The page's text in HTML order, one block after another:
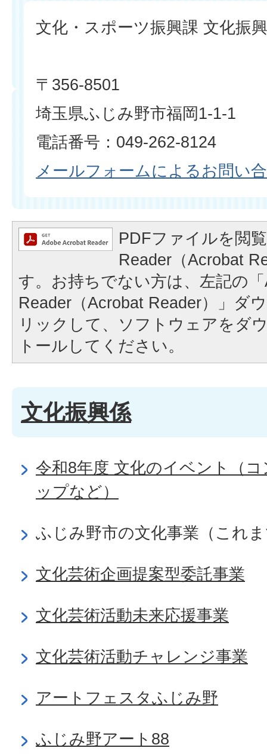
文化・スポーツ振興課 文化振
〒356-8501
埼玉県ふじみ野市福岡1-1-1
電話番号：049-262-8124
メールフォームによるお問い
PDFファイルを閲
Reader（Acrobat
す。お持ちでない方は、左記の
Reader（Acrobat Reader）」ダ
リックして、ソフトウェアをダ
トールしてください。
文化振興係
令和8年度 文化のイベント（
ップなど）
ふじみ野市の文化事業（これ
文化芸術企画提案型委託事業
文化芸術活動未来応援事業
文化芸術活動チャレンジ事業
アートフェスタふじみ野
ふじみ野アート88